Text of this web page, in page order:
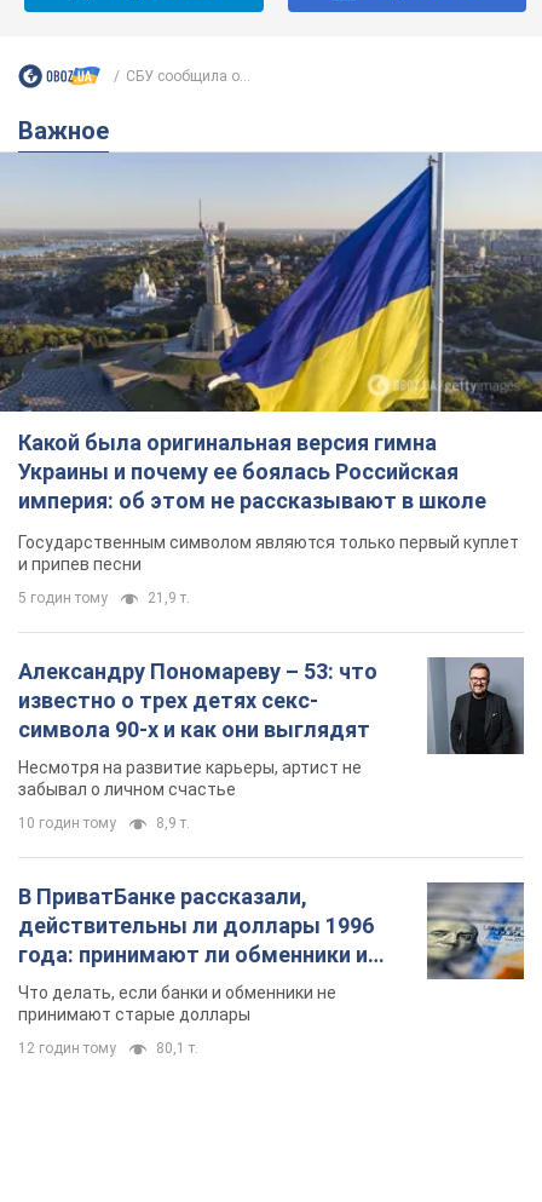
СБУ сообщила о...
Важное
Какой была оригинальная версия гимна
Украины и почему ее боялась Российская
империя: об этом не рассказывают в школе
Государственным символом являются только первый куплет
и припев песни
5 годин тому 21,9 т.
Александру Пономареву – 53: что
известно о трех детях секс-
символа 90-х и как они выглядят
Несмотря на развитие карьеры, артист не
забывал о личном счастье
10 годин тому 8,9 т.
В ПриватБанке рассказали,
действительны ли доллары 1996
года: принимают ли обменники и
банки такие купюры
Что делать, если банки и обменники не
принимают старые доллары
12 годин тому 80,1 т.